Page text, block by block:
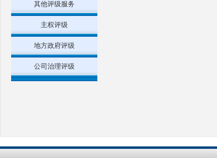
其他评级服务
主权评级
地方政府评级
公司治理评级